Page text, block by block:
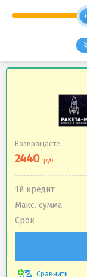
Возвращаете
1й кредит
Макс. сумма
Срок
Сравнить